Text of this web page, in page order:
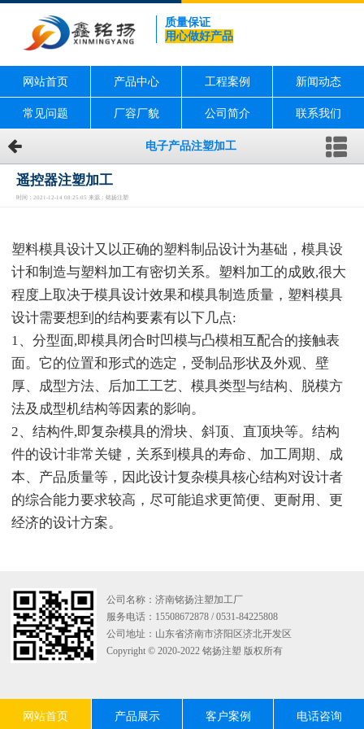
质量保证
用心做好产品
网站首页 产品中心 工程案例 新闻动态
常见问题 厂容厂貌 公司简介 联系我们
电子产品注塑加工
遥控器注塑加工
时间：2021-12-14 08:25:05 来源：铭扬注塑
塑料模具设计又以正确的塑料制品设计为基础，模具设
计和制造与塑料加工有密切关系。塑料加工的成败,很大
程度上取决于模具设计效果和模具制造质量，塑料模具
设计需要想到的结构要素有以下几点:
1、分型面,即模具闭合时凹模与凸模相互配合的接触表
面。它的位置和形式的选定，受制品形状及外观、壁
厚、成型方法、后加工工艺、模具类型与结构、脱模方
法及成型机结构等因素的影响。
2、结构件,即复杂模具的滑块、斜顶、直顶块等。结构
件的设计非常关键，关系到模具的寿命、加工周期、成
本、产品质量等，因此设计复杂模具核心结构对设计者
的综合能力要求较高，尽可能追求更简便、更耐用、更
经济的设计方案。
公司名称：济南铭扬注塑加工厂
服务电话：15508672878 / 0531-84225808
公司地址：山东省济南市济阳区济北开发区
Copyright © 2020-2022 铭扬注塑 版权所有
网站首页 产品展示 客户案例 电话咨询